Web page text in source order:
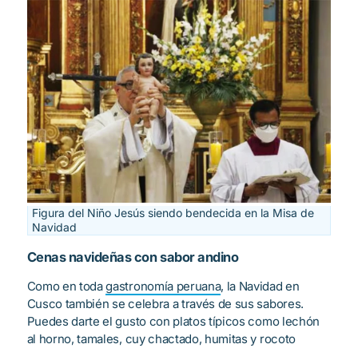
Figura del Niño Jesús siendo bendecida en la Misa de
Navidad
Cenas navideñas con sabor andino
Como en todagastronomía peruana, la Navidad en
Cusco también se celebra a través de sus sabores.
Puedes darte el gusto con platos típicos como lechón
al horno, tamales, cuy chactado, humitas y rocoto